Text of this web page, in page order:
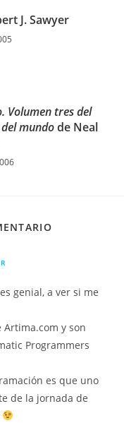
J. Sawyer
Volumen tres del
mundode Neal
genial, a ver si me
y son
Programmers
es que uno
de la jornada de